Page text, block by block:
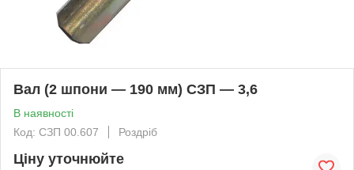
Вал (2 шпони — 190 мм) СЗП — 3,6
В наявності
Код: СЗП 00.607
Роздріб
Ціну уточнюйте